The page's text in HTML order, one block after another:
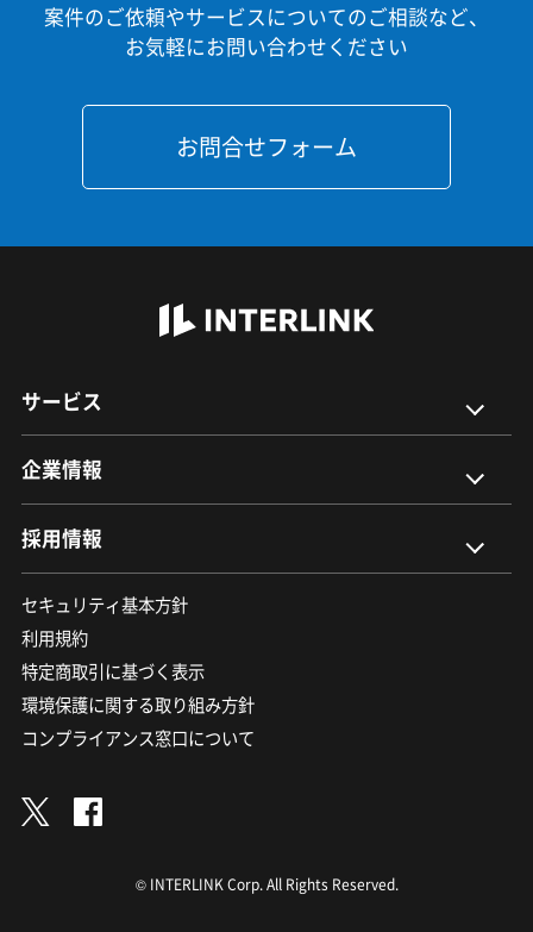
案件のご依頼やサービスについてのご相談など、
お気軽にお問い合わせください
お問合せフォーム
サービス
企業情報
採用情報
セキュリティ基本方針
利用規約
特定商取引に基づく表示
環境保護に関する取り組み方針
コンプライアンス窓口について
© INTERLINK Corp. All Rights Reserved.